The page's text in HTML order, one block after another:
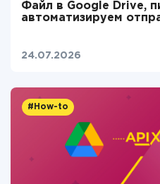
Файл в Google Drive,
автоматизируем
24.07.2026
#How-to